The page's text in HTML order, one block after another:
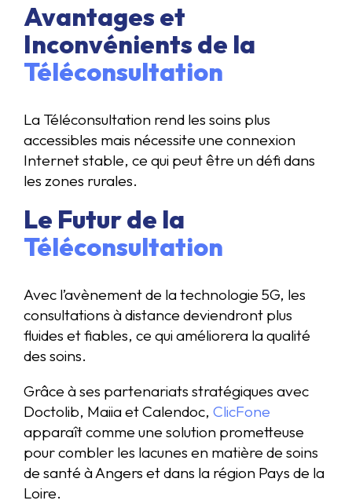
Avantages et
Inconvénients de la
Téléconsultation
La Téléconsultation rend les soins plus
accessibles mais nécessite une connexion
Internet stable, ce qui peut être un défi dans
les zones rurales.
Le Futur de la
Téléconsultation
Avec l’avènement de la technologie 5G, les
consultations à distance deviendront plus
fluides et fiables, ce qui améliorera la qualité
des soins.
Grâce à ses partenariats stratégiques avec
Doctolib, Maiia et Calendoc, ClicFone
apparaît comme une solution prometteuse
pour combler les lacunes en matière de soins
de santé à Angers et dans la région Pays de la
Loire.